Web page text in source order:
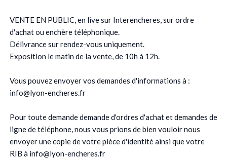
VENTE EN PUBLIC, en live sur Interencheres, sur ordre
d'achat ou enchère téléphonique.
Délivrance sur rendez-vous uniquement.
Exposition le matin de la vente, de 10h à 12h.
Vous pouvez envoyer vos demandes d'informations à :
info@lyon-encheres.fr
Pour toute demande demande d'ordres d'achat et demandes de
ligne de téléphone, nous vous prions de bien vouloir nous
envoyer une copie de votre pièce d'identité ainsi que votre
RIB à info@lyon-encheres.fr